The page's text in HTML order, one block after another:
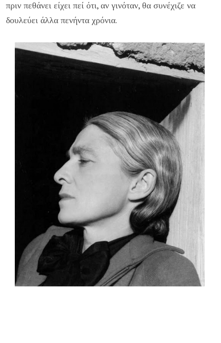
πριν πεθάνει είχει πεί ότι, αν γινόταν, θα συνέχιζε να
δουλεύει άλ­λα πενήντα χρόνια.